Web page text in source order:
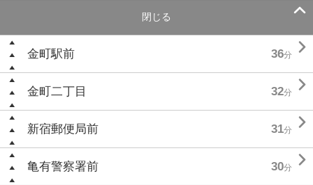
閉じる 
金町駅前 36分 
金町二丁目 32分 
新宿郵便局前 31分 
亀有警察署前 30分 